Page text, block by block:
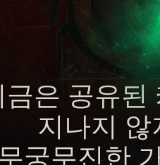
금은 공유된
지나지 않
궁무진한